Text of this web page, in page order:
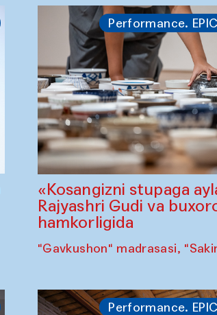
Performance.
«Kosangizni stupaga
Rajyashri Gudi va
hamkorligida
"Gavkushon" madrasasi,
Performance.